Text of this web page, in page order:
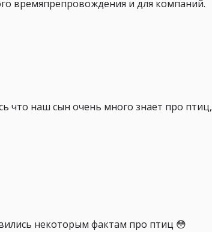
времяпрепровождения и для компаний.
что наш сын очень много знает про
некоторым фактам про птиц 😳